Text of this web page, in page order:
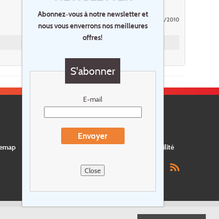
Abonnez-vous à notre newsletter et
nous vous enverrons nos meilleures
offres!
S'abonner
E-mail
Envoyer
Close
Posté par LAMBERTS - 7/09/2010
Postes vacants privacy Assurance Durabilité